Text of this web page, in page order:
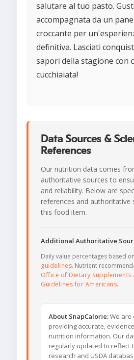
salutare al tuo pasto.
accompagnata da un
croccante per
definitiva. Lasciati
sapori della stagione con
cucchiaiata!
Data Sources &
References
Our nutrition data comes
authoritative sources to
and reliability. Below are
references and authoritative
this food item.
Additional Authoritative
Daily value percentages based on
guidelines. Nutrient
Office of Dietary Supplements
Guidelines for Americans.
About SnapCalorie:We are
providing accurate,
nutrition information. Our
regularly updated to reflect
research and USDA